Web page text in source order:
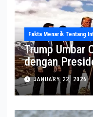
Fakta Menarik Tentang
Trump Umbar
dengan
Sekjen NATO
Greenland
JANUARY 22, 2026